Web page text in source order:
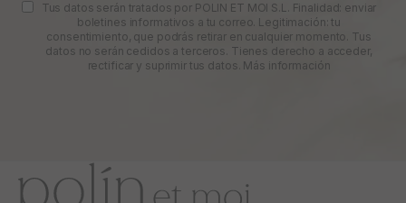
Tus datos serán tratados por POLIN ET MOI S.L. Finalidad: enviar
boletines informativos a tu correo. Legitimación: tu
consentimiento, que podrás retirar en cualquier momento. Tus
datos no serán cedidos a terceros. Tienes derecho a acceder,
rectificar y suprimir tus datos. Más información